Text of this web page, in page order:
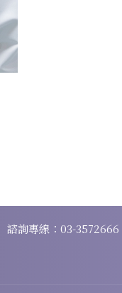
諮詢專線：03-3572666